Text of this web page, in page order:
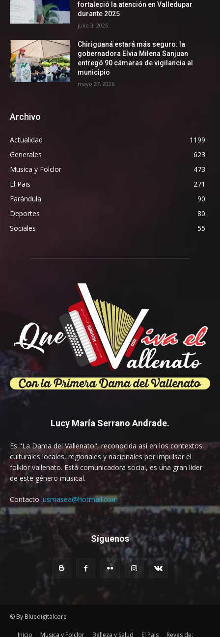
fortaleció la atención en Valledupar
durante 2025
julio 3, 2026
Chiriguaná estará más seguro: la
gobernadora Elvia Milena Sanjuan
entregó 90 cámaras de vigilancia al
municipio
mayo 27, 2026
Archivo
Actualidad
1199
Generales
623
Musica y Folclor
473
El Pais
271
Farándula
90
Deportes
80
Sociales
55
Lucy María Serrano Andrade.
Es "La Dama del Vallenato", reconocida así en los contextos
culturales locales, regionales y nacionales por impulsar el
folklor vallenato. Está comunicadora social, es una gran líder
de este género musical.
Contacto lusmasea@hotmail.com
Síguenos
© By Bluedigitalcore
Inicio Musica y Folclor Belleza y Salud El Pais Reyes de: